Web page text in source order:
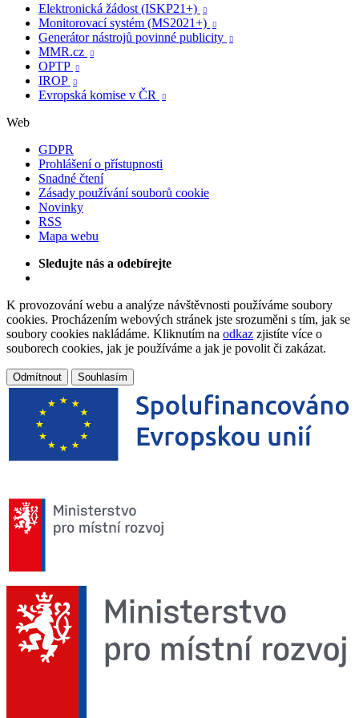
Elektronická žádost (ISKP21+)

Monitorovací systém (MS2021+) 
Generátor nástrojů povinné publicity 
MMR.cz 
OPTP 
IROP 
Evropská komise v ČR 
Web
GDPR
Prohlášení o přístupnosti
Snadné čtení
Zásady používání souborů cookie
Novinky
RSS
Mapa webu
Sledujte nás a odebírejte
K provozování webu a analýze návštěvnosti používáme soubory
cookies. Procházením webových stránek jste srozuměni s tím, jak se
soubory cookies nakládáme. Kliknutím na odkaz zjistíte více o
souborech cookies, jak je používáme a jak je povolit či zakázat.
Odmítnout Souhlasím